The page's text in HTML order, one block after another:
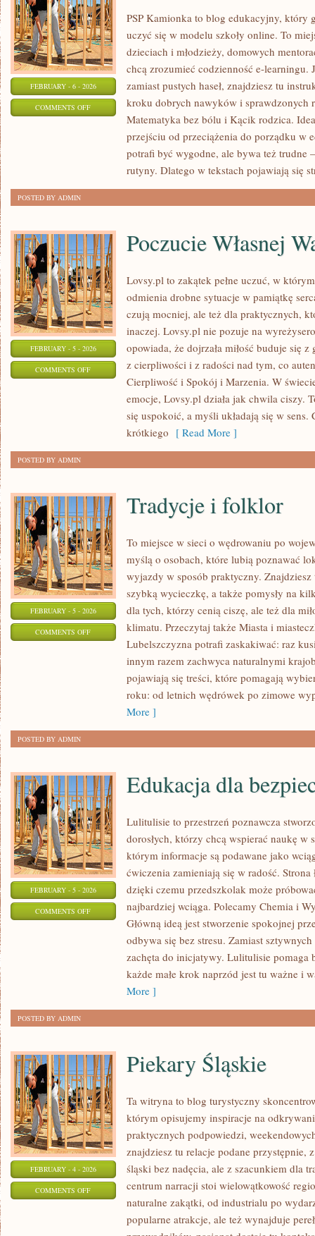
FEBRUARY - 6 - 2026
COMMENTS OFFON
PSP Kamionka to blog edukacyjny, który
uczyć się w modelu szkoły online. To
dzieciach i młodzieży, domowych
chcą zrozumieć codzienność e-learningu.
zamiast pustych haseł, znajdziesz tu
kroku dobrych nawyków i sprawdzonych
Matematyka bez bólu i Kącik rodzica.
przejściu od przeciążenia do porządku w
potrafi być wygodne, ale bywa też trudne
rutyny. Dlatego w tekstach pojawiają się
POSTED BY ADMIN
FEBRUARY - 5 - 2026
COMMENTS OFFON
Poczucie Własnej
Lovsy.pl to zakątek pełne uczuć, w
odmienia drobne sytuacje w pamiątkę
czują mocniej, ale też dla praktycznych,
inaczej. Lovsy.pl nie pozuje na
opowiada, że dojrzała miłość buduje się
z cierpliwości i z radości nad tym, co
Cierpliwość i Spokój i Marzenia. W
emocje, Lovsy.pl działa jak chwila ciszy.
się uspokoić, a myśli układają się w sens.
krótkiego [ Read More ]
POSTED BY ADMIN
FEBRUARY - 5 - 2026
COMMENTS OFFON
Tradycje i folklor
To miejsce w sieci o wędrowaniu po
myślą o osobach, które lubią poznawać
wyjazdy w sposób praktyczny.
szybką wycieczkę, a także pomysły na
dla tych, którzy cenią ciszę, ale też dla
klimatu. Przeczytaj także Miasta i
Lubelszczyzna potrafi zaskakiwać: raz
innym razem zachwyca naturalnymi
pojawiają się treści, które pomagają
roku: od letnich wędrówek po zimowe
More ]
POSTED BY ADMIN
FEBRUARY - 5 - 2026
COMMENTS OFFON
BEZPIECZEŃSTWA
Edukacja dla
Lulitulisie to przestrzeń poznawcza
dorosłych, którzy chcą wspierać naukę w
którym informacje są podawane jako
ćwiczenia zamieniają się w radość. Strona
dzięki czemu przedszkolak może
najbardziej wciąga. Polecamy Chemia i
Główną ideą jest stworzenie spokojnej
odbywa się bez stresu. Zamiast
zachęta do inicjatywy. Lulitulisie pomaga
każde małe krok naprzód jest tu ważne i
More ]
POSTED BY ADMIN
FEBRUARY - 4 - 2026
COMMENTS OFFON
Piekary Śląskie
Ta witryna to blog turystyczny
którym opisujemy inspiracje na
praktycznych podpowiedzi,
znajdziesz tu relacje podane przystępnie,
śląski bez nadęcia, ale z szacunkiem dla
centrum narracji stoi wielowątkowość
naturalne zakątki, od industrialu po
popularne atrakcje, ale też wynajduje